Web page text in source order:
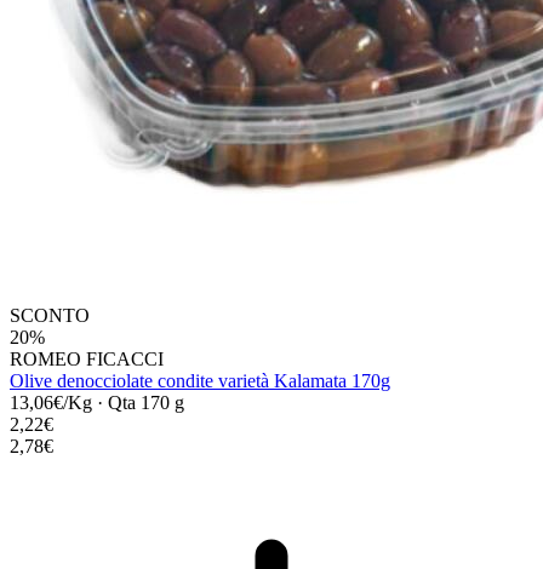
SCONTO
20%
ROMEO FICACCI
Olive denocciolate condite varietà Kalamata 170g
13,06€/Kg · Qta 170 g
2,22€
2,78€